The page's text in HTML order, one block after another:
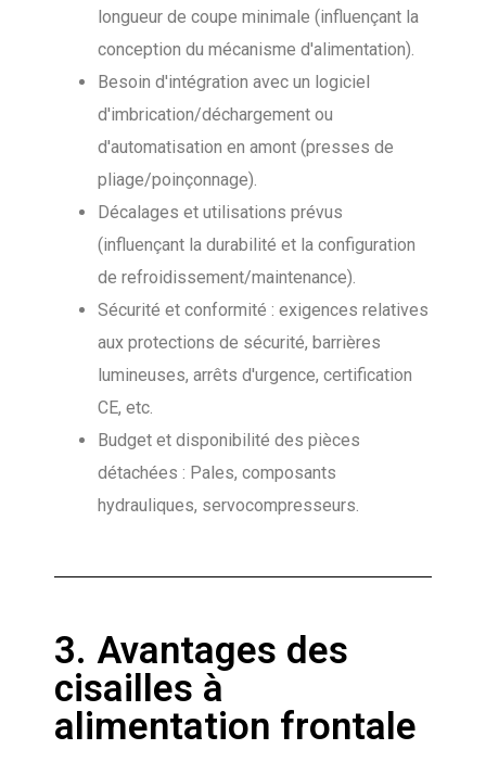
longueur de coupe minimale (influençant la
conception du mécanisme d'alimentation).
Besoin d'intégration avec un logiciel
d'imbrication/déchargement ou
d'automatisation en amont (presses de
pliage/poinçonnage).
Décalages et utilisations prévus
(influençant la durabilité et la configuration
de refroidissement/maintenance).
Sécurité et conformité : exigences relatives
aux protections de sécurité, barrières
lumineuses, arrêts d'urgence, certification
CE, etc.
Budget et disponibilité des pièces
détachées : Pales, composants
hydrauliques, servocompresseurs.
3. Avantages des
cisailles à
alimentation frontale